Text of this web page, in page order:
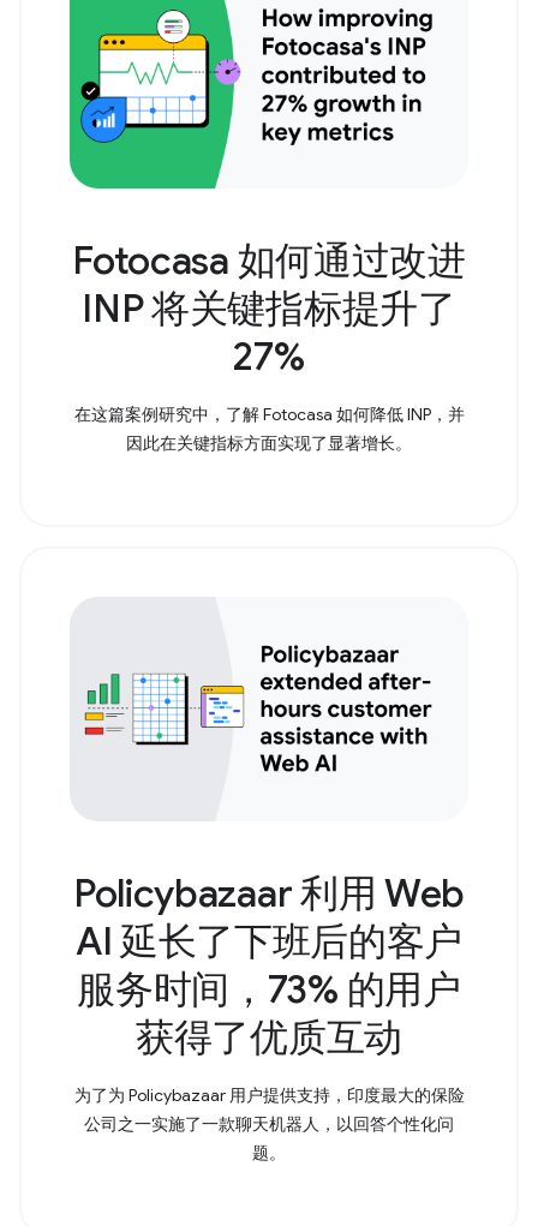
Fotocasa 如何通过改进
INP 将关键指标提升了
27%
在这篇案例研究中，了解 Fotocasa 如何降低 INP，并
因此在关键指标方面实现了显著增长。
Policybazaar 利用 Web
AI 延长了下班后的客户
服务时间，73% 的用户
获得了优质互动
为了为 Policybazaar 用户提供支持，印度最大的保险
公司之一实施了一款聊天机器人，以回答个性化问
题。